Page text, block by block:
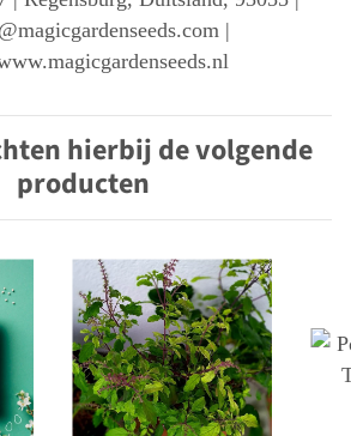
|
hierbij de volgende
producten